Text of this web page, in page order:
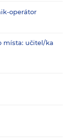
operátor
místa: učitel/ka